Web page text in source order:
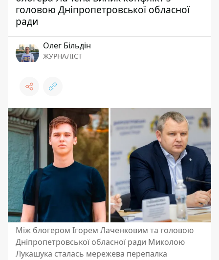
головою Дніпропетровської обласної
ради
Олег Більдін
ЖУРНАЛІСТ
Між блогером Ігорем Лаченковим та головою
Дніпропетровської обласної ради Миколою
Лукашука сталась мережева перепалка